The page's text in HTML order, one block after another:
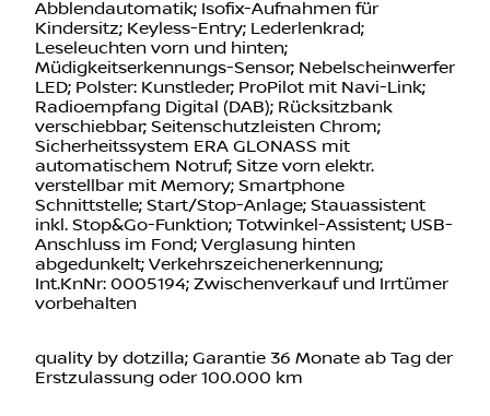
Kindersitz; Keyless-Entry; Lederlenkrad;
Leseleuchten vorn und hinten;
Müdigkeitserkennungs-Sensor; Nebelscheinwerfer
LED; Polster: Kunstleder; ProPilot mit Navi-Link;
Radioempfang Digital (DAB); Rücksitzbank
verschiebbar; Seitenschutzleisten Chrom;
Sicherheitssystem ERA GLONASS mit
automatischem Notruf; Sitze vorn elektr.
verstellbar mit Memory; Smartphone
Schnittstelle; Start/Stop-Anlage; Stauassistent
inkl. Stop&Go-Funktion; Totwinkel-Assistent; USB-
Anschluss im Fond; Verglasung hinten
abgedunkelt; Verkehrszeichenerkennung;
Int.KnNr: 0005194; Zwischenverkauf und Irrtümer
vorbehalten
quality by dotzilla; Garantie 36 Monate ab Tag der
Erstzulassung oder 100.000 km